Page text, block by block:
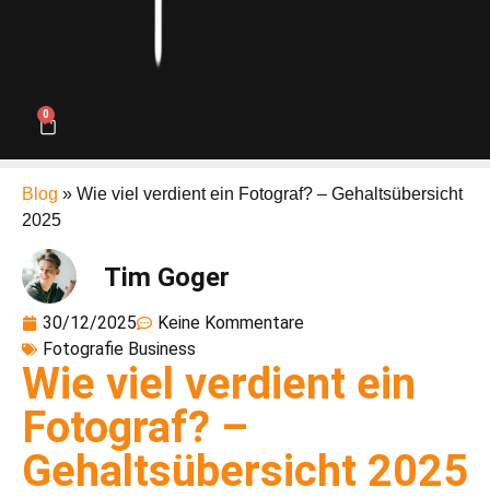
0
Blog » Wie viel verdient ein Fotograf? – Gehaltsübersicht
2025
Tim Goger
30/12/2025
Keine Kommentare
Fotografie Business
Wie viel verdient ein
Fotograf? –
Gehaltsübersicht 2025